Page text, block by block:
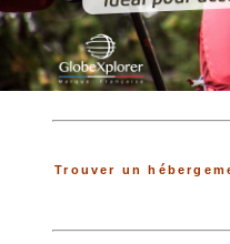
Trouver un